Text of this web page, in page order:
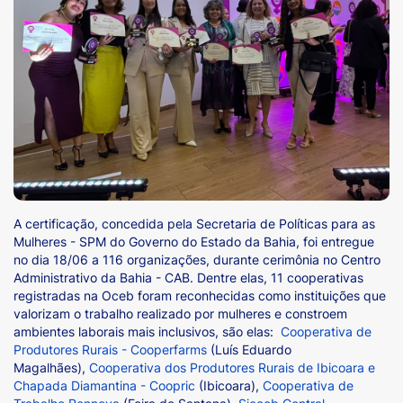
A certificação, concedida pela Secretaria de Políticas para as
Mulheres - SPM do Governo do Estado da Bahia, foi entregue
no dia 18/06 a 116 organizações, durante cerimônia no Centro
Administrativo da Bahia - CAB. Dentre elas, 11 cooperativas
registradas na Oceb foram reconhecidas como instituições que
valorizam o trabalho realizado por mulheres e constroem
ambientes laborais mais inclusivos, são elas: Cooperativa de
Produtores Rurais - Cooperfarms (Luís Eduardo
Magalhães), Cooperativa dos Produtores Rurais de Ibicoara e
Chapada Diamantina - Coopric (Ibicoara), Cooperativa de